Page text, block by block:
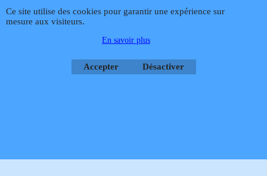
Cliquez ici
Cliquez ici
hébergé par Infomaniak Webmaster Jean-Paul GUY
Ce site utilise des cookies pour garantir une expérience sur
mesure aux visiteurs.
En savoir plus
Accepter Désactiver